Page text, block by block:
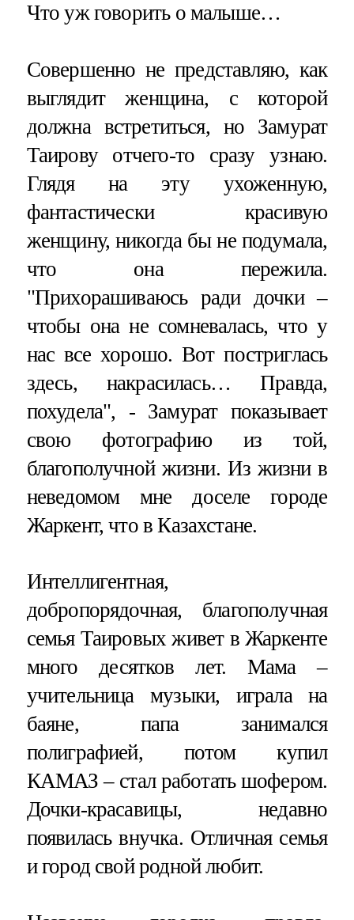
Что уж говорить о малыше…
Совершенно не представляю, как
выглядит женщина, с которой
должна встретиться, но Замурат
Таирову отчего-то сразу узнаю.
Глядя на эту ухоженную,
фантастически красивую
женщину, никогда бы не подумала,
что она пережила.
"Прихорашиваюсь ради дочки –
чтобы она не сомневалась, что у
нас все хорошо. Вот постриглась
здесь, накрасилась… Правда,
похудела", - Замурат показывает
свою фотографию из той,
благополучной жизни. Из жизни в
неведомом мне доселе городе
Жаркент, что в Казахстане.
Интеллигентная,
добропорядочная, благополучная
семья Таировых живет в Жаркенте
много десятков лет. Мама –
учительница музыки, играла на
баяне, папа занимался
полиграфией, потом купил
КАМАЗ – стал работать шофером.
Дочки-красавицы, недавно
появилась внучка. Отличная семья
и город свой родной любит.